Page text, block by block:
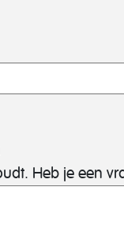
Heb je een